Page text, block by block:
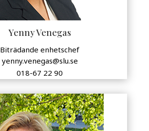
Yenny Venegas
Biträdande enhetschef
yenny.venegas@slu.se
018-67 22 90